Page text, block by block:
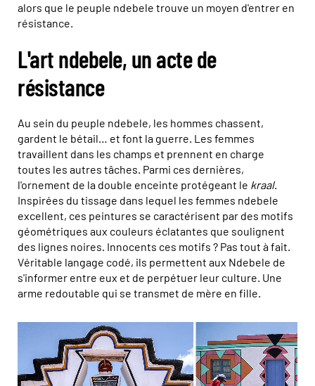
alors que le peuple ndebele trouve un moyen d'entrer en
résistance.
L'art ndebele, un acte de
résistance
Au sein du peuple ndebele, les hommes chassent,
gardent le bétail… et font la guerre. Les femmes
travaillent dans les champs et prennent en charge
toutes les autres tâches. Parmi ces dernières,
l'ornement de la double enceinte protégeant le kraal.
Inspirées du tissage dans lequel les femmes ndebele
excellent, ces peintures se caractérisent par des motifs
géométriques aux couleurs éclatantes que soulignent
des lignes noires. Innocents ces motifs ? Pas tout à fait.
Véritable langage codé, ils permettent aux Ndebele de
s'informer entre eux et de perpétuer leur culture. Une
arme redoutable qui se transmet de mère en fille.